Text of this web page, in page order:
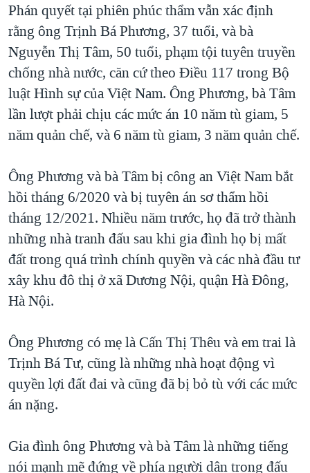
Phán quyết tại phiên phúc thẩm vẫn xác định
rằng ông Trịnh Bá Phương, 37 tuổi, và bà
Nguyễn Thị Tâm, 50 tuổi, phạm tội tuyên truyền
chống nhà nước, căn cứ theo Điều 117 trong Bộ
luật Hình sự của Việt Nam. Ông Phương, bà Tâm
lần lượt phải chịu các mức án 10 năm tù giam, 5
năm quản chế, và 6 năm tù giam, 3 năm quản chế.
Ông Phương và bà Tâm bị công an Việt Nam bắt
hồi tháng 6/2020 và bị tuyên án sơ thẩm hồi
tháng 12/2021. Nhiều năm trước, họ đã trở thành
những nhà tranh đấu sau khi gia đình họ bị mất
đất trong quá trình chính quyền và các nhà đầu tư
xây khu đô thị ở xã Dương Nội, quận Hà Đông,
Hà Nội.
Ông Phương có mẹ là Cấn Thị Thêu và em trai là
Trịnh Bá Tư, cũng là những nhà hoạt động vì
quyền lợi đất đai và cũng đã bị bỏ tù với các mức
án nặng.
Gia đình ông Phương và bà Tâm là những tiếng
nói mạnh mẽ đứng về phía người dân trong đấu